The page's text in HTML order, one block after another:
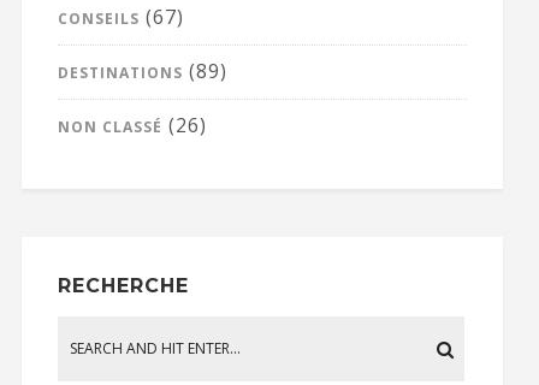
CONSEILS (67)
DESTINATIONS (89)
NON CLASSÉ (26)
RECHERCHE